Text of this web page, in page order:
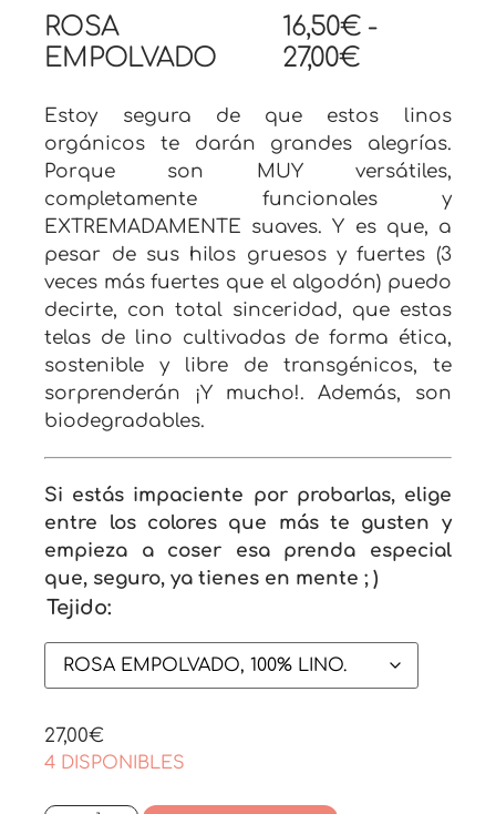
ROSA
EMPOLVADO
16,50€ -
27,00€
Estoy segura de que estos linos
orgánicos te darán grandes alegrías.
Porque son MUY versátiles,
completamente funcionales y
EXTREMADAMENTE suaves. Y es que, a
pesar de sus hilos gruesos y fuertes (3
veces más fuertes que el algodón) puedo
decirte, con total sinceridad, que estas
telas de lino cultivadas de forma ética,
sostenible y libre de transgénicos, te
sorprenderán ¡Y mucho!. Además, son
biodegradables.
Si estás impaciente por probarlas, elige
entre los colores que más te gusten y
empieza a coser esa prenda especial
que, seguro, ya tienes en mente ; )
Tejido:
27,00€
4 DISPONIBLES